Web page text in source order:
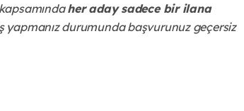
her aday sadece bir ilana
yapmanız durumunda başvurunuz geçersiz